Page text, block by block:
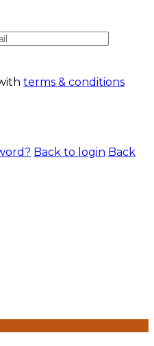
terms & conditions
Back to login Back